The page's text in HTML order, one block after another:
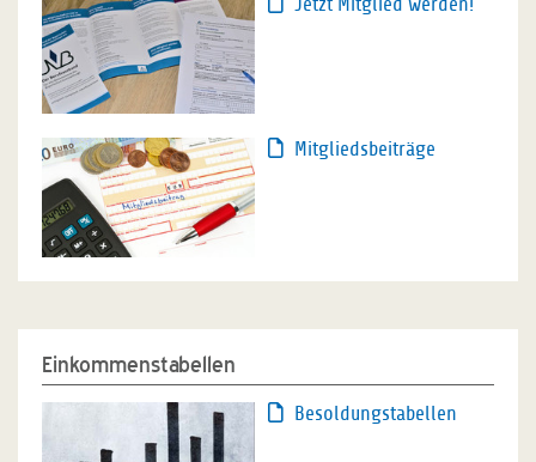
Mitgliedsbeiträge
Einkommenstabellen
Besoldungstabellen